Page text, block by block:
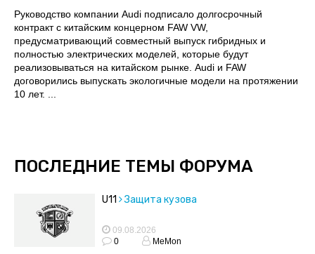
Руководство компании Audi подписало долгосрочный
контракт с китайским концерном FAW VW,
предусматривающий совместный выпуск гибридных и
полностью электрических моделей, которые будут
реализовываться на китайском рынке. Audi и FAW
договорились выпускать экологичные модели на протяжении
10 лет. ...
ПОСЛЕДНИЕ ТЕМЫ ФОРУМА
U11 Защита кузова
09.08.2026
0
MeMon